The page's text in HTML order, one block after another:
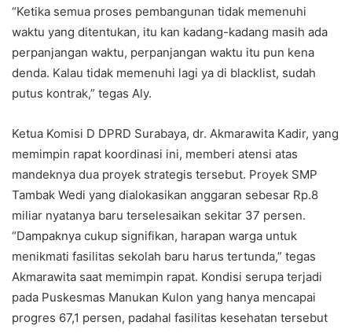
“Ketika semua proses pembangunan tidak memenuhi
waktu yang ditentukan, itu kan kadang-kadang masih ada
perpanjangan waktu, perpanjangan waktu itu pun kena
denda. Kalau tidak memenuhi lagi ya di blacklist, sudah
putus kontrak,” tegas Aly.
Ketua Komisi D DPRD Surabaya, dr. Akmarawita Kadir, yang
memimpin rapat koordinasi ini, memberi atensi atas
mandeknya dua proyek strategis tersebut. Proyek SMP
Tambak Wedi yang dialokasikan anggaran sebesar Rp.8
miliar nyatanya baru terselesaikan sekitar 37 persen.
“Dampaknya cukup signifikan, harapan warga untuk
menikmati fasilitas sekolah baru harus tertunda,” tegas
Akmarawita saat memimpin rapat. Kondisi serupa terjadi
pada Puskesmas Manukan Kulon yang hanya mencapai
progres 67,1 persen, padahal fasilitas kesehatan tersebut